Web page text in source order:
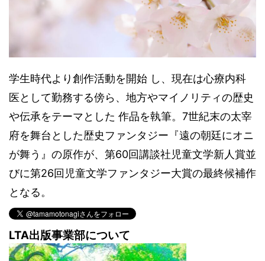
学生時代より創作活動を開始 し、現在は心療内科
医として勤務する傍ら、地方やマイノリティの歴史
や伝承をテーマとした 作品を執筆。7世紀末の太宰
府を舞台とした歴史ファンタジー『遠の朝廷にオニ
が舞う』の原作が、第60回講談社児童文学新人賞並
びに第26回児童文学ファンタジー大賞の最終候補作
となる。
LTA出版事業部について